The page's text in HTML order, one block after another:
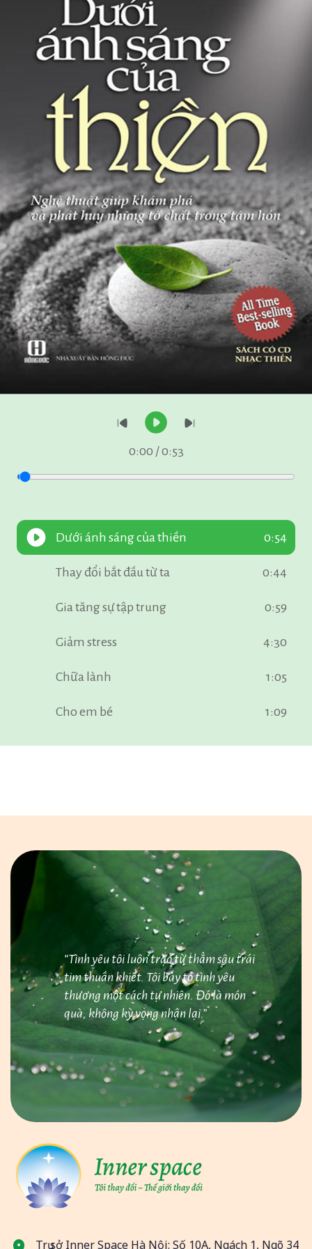
0:00 /0:53
Dưới ánh sáng của thiền 0:54
Thay đổi bắt đầu từ ta 0:44
Gia tăng sự tập trung 0:59
Giảm stress 4:30
Chữa lành 1:05
Cho em bé 1:09
“Tình yêu tôi luôn trào từ thẳm sâu trái
tim thuần khiết. Tôi bày tỏ tình yêu
thương một cách tự nhiên. Đó là món
quà, không kỳ vọng nhận lại.”
Trụ sở Inner Space Hà Nội: Số 10A, Ngách 1, Ngõ 34